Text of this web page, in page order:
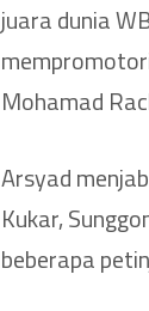
juara dunia
Mohamad
Arsyad
Kukar,
beberapa